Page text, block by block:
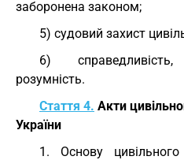
заборонена законом;
5) судовий захист
6)
розумність.
Стаття 4. Акти
України
1. Основу